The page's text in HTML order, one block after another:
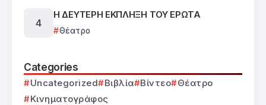
Η ΔΕΥΤΕΡΗ ΕΚΠΛΗΞΗ ΤΟΥ ΕΡΩΤΑ
Θέατρο
Categories
Uncategorized Βιβλία Βίντεο
Θέατρο
Κινηματογράφος